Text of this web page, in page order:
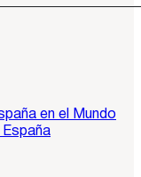
en el Mundo
España